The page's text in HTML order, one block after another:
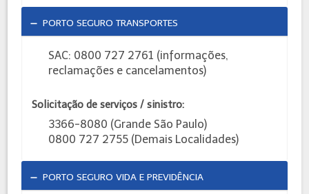
PORTO SEGURO TRANSPORTES
SAC: 0800 727 2761 (informações,
reclamações e cancelamentos)
Solicitação de serviços / sinistro:
3366-8080 (Grande São Paulo)
0800 727 2755 (Demais Localidades)
PORTO SEGURO VIDA E PREVIDÊNCIA